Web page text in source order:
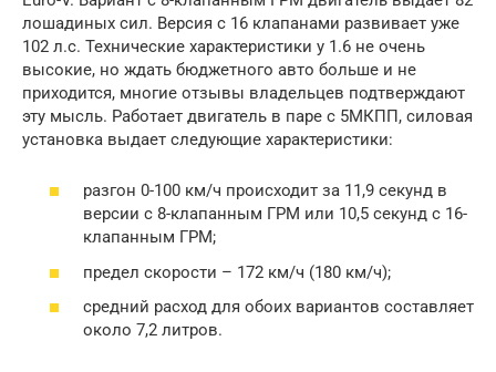
лошадиных сил. Версия с 16 клапанами развивает уже
102 л.с. Технические характеристики у 1.6 не очень
высокие, но ждать бюджетного авто больше и не
приходится, многие отзывы владельцев подтверждают
эту мысль. Работает двигатель в паре с 5МКПП, силовая
установка выдает следующие характеристики:
разгон 0-100 км/ч происходит за 11,9 секунд в
версии с 8-клапанным ГРМ или 10,5 секунд с 16-
клапанным ГРМ;
предел скорости – 172 км/ч (180 км/ч);
средний расход для обоих вариантов составляет
около 7,2 литров.